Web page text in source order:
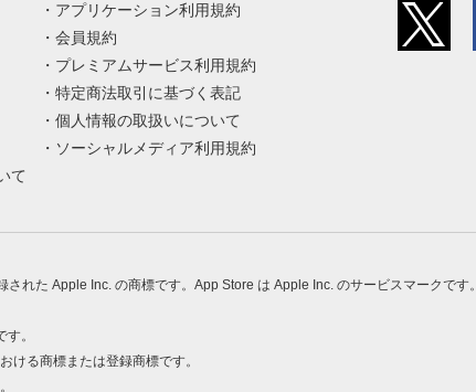
て
アプリケーション利用規約
会員規約
プレミアムサービス利用規約
特定商法取引に基づく表記
個人情報の取扱いについて
ソーシャルメディア利用規約
れた Apple Inc. の商標です。App Store は Apple Inc. のサービスマークです。
。
る商標または登録商標です。